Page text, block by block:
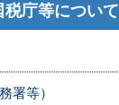
税庁等について
署等）